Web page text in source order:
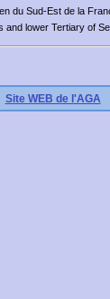
du Sud-Est de la
and lower Tertiary of
Site WEB de l'AGA